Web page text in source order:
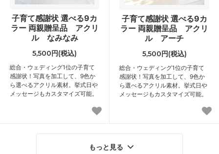
子育て感謝状 選べる9カ
ラー 両親贈呈品 アクリ
ル なみなみ
5,500円(税込)
総合・ウェディング1位の子育て
感謝状！写真を加工して、9色か
ら選べるアクリル素材。挙式日や
メッセージもカスタマイズ可能。
子育て感謝状 選べる9カ
ラー 両親贈呈品 アクリ
ル アーチ
5,500円(税込)
総合・ウェディング1位の子育て
感謝状！写真を加工して、9色か
ら選べるアクリル素材。挙式日や
メッセージもカスタマイズ可能。
もっと見る